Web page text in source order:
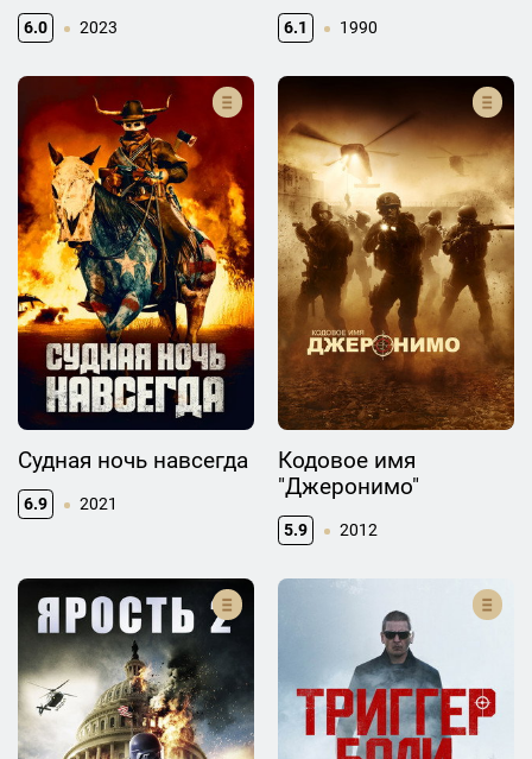
6.0 2023 6.1 1990
Судная ночь навсегда
6.9 2021
Кодовое имя
"Джеронимо"
5.9 2012